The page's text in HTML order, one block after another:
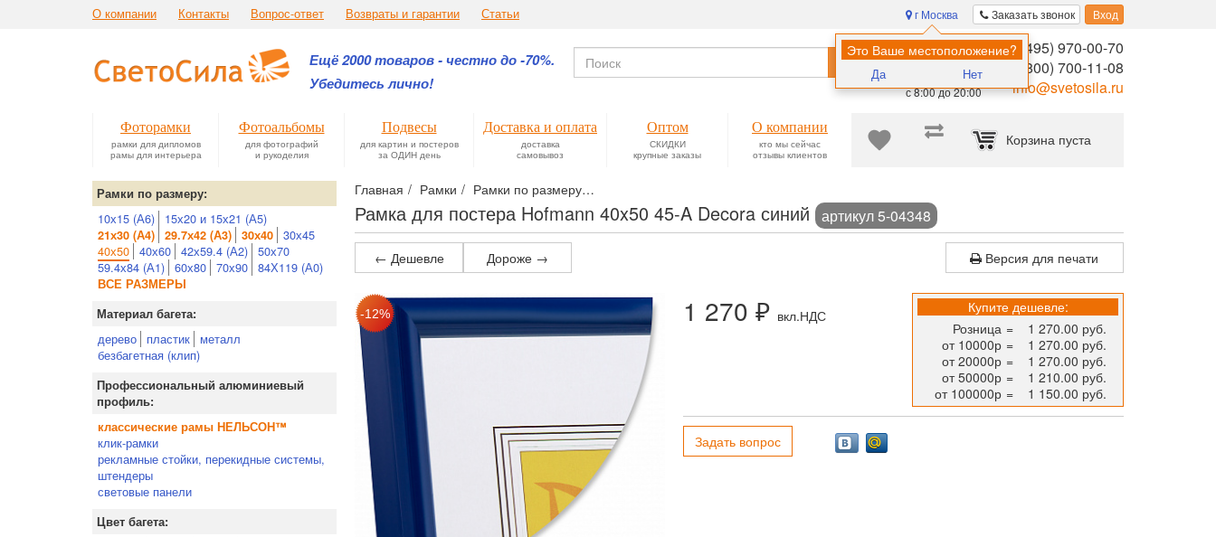
О компании Контакты Вопрос-ответ Возвраты и гарантии Статьи Заказать звонок Вход
г Москва
Это Ваше местоположение?
Да Нет
Ещё 2000 товаров - честно до -70%.
Убедитесь лично!
Помощь в
выборе:
Ежедневно,
с 8:00 до 20:00
8 (495) 970-00-70
8 (800) 700-11-08
info@svetosila.ru
Найти
Корзина пуста
Фоторамки
рамки для дипломов
рамы для интерьера
Фотоальбомы
для фотографий
и рукоделия
Подвесы
для картин и постеров
за ОДИН день
Доставка и оплата
доставка
самовывоз
Оптом
СКИДКИ
крупные заказы
О компании
кто мы сейчас
отзывы клиентов
Главная Рамки Рамки по размеру
Рамка для постера Hofmann 40x50 45-A Decora синий артикул 5-04348
Рамки по размеру:
10х15 (А6) 15х20 и 15х21 (А5)
21х30 (А4) 29.7х42 (А3) 30х40
30х45
40х50 40х60 42х59.4 (А2) 50х70
59.4х84 (А1) 60х80 70х90 84Х119 (А0)
ВСЕ РАЗМЕРЫ
Материал багета:
дерево пластик
металл
безбагетная (клип)
Профессиональный алюминиевый
профиль:
классические рамы НЕЛЬСОН™
клик-рамки
рекламные стойки, перекидные системы,
штендеры
световые панели
Цвет багета:
← Дешевле Дороже → Версия для печати
1 270 ₽ вкл.НДС
Купите дешевле:
Розница =
1 270.00 руб.
от 10000р =
1 270.00 руб.
от 20000р =
1 270.00 руб.
от 50000р =
1 210.00 руб.
от 100000р = 1 150.00 руб.
Задать вопрос